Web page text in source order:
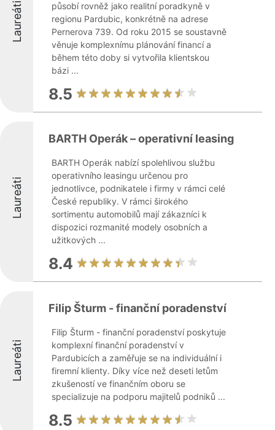
Laureáti
působí rovněž jako realitní poradkyně v
regionu Pardubic, konkrétně na adrese
Pernerova 739. Od roku 2015 se soustavně
věnuje komplexnímu plánování financí a
během této doby si vytvořila klientskou
bázi ...
8.5
Laureáti
BARTH Operák – operativní leasing
BARTH Operák nabízí spolehlivou službu
operativního leasingu určenou pro
jednotlivce, podnikatele i firmy v rámci celé
České republiky. V rámci širokého
sortimentu automobilů mají zákazníci k
dispozici rozmanité modely osobních a
užitkových ...
8.4
Laureáti
Filip Šturm - finanční poradenství
Filip Šturm - finanční poradenství poskytuje
komplexní finanční poradenství v
Pardubicích a zaměřuje se na individuální i
firemní klienty. Díky více než deseti letům
zkušeností ve finančním oboru se
specializuje na podporu majitelů podniků ...
8.5